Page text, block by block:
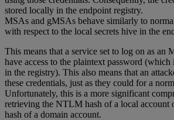
stored locally in the endpoint registry.
MSAs and gMSAs behave similarly to
with respect to the local secrets hive in the
This means that a service set to log on as
have access to the plaintext password
in the registry). This also means that an
these credentials, just as they could for a
Unfortunately, this is a more significant
retrieving the NTLM hash of a local account
hash of a domain account.